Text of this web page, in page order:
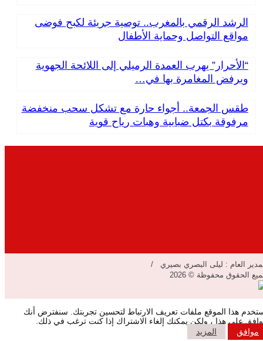
الرشد الرقمي بالمغرب.. توصية جريئة لكبح فوضى
مواقع التواصل وحماية الأطفال
“الأحرار” يهرب العمدة الرميلي إلى اللائحة الجهوية
ويرفض المغامرة بها في…
طقس الجمعة.. أجواء حارة مع تشكل سحب منخفضة
مرفوقة بكتل ضبابية وهبات رياح قوية
العام : ليلى البصري بصيري /
الحقوق محفوظة © 2026
هذا الموقع ملفات تعريف الارتباط لتحسين تجربتك. سنفترض أنك
على هذا ، ولكن يمكنك إلغاء الاشتراك إذا كنت ترغب في ذلك.
موافق
المزيد